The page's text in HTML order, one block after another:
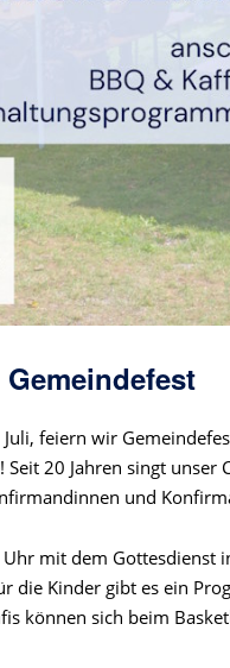
feiern wir
Seit 20 Jahren singt
und
mit dem Gottesdienst
die Kinder gibt es ein
können sich beim